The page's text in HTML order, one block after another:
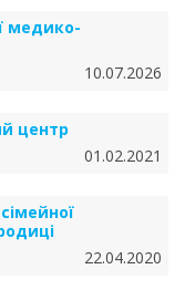
медико-
10.07.2026
центр
01.02.2021
22.04.2020